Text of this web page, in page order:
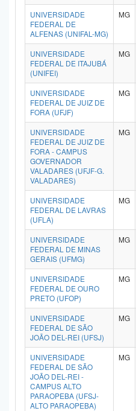
UNIVERSIDADE
FEDERAL DE
ALFENAS (UNIFAL-MG)
MG
UNIVERSIDADE
FEDERAL DE ITAJUBÁ
(UNIFEI)
MG
UNIVERSIDADE
FEDERAL DE JUIZ DE
FORA (UFJF)
MG
UNIVERSIDADE
FEDERAL DE JUIZ DE
FORA - CAMPUS
GOVERNADOR
VALADARES (UFJF-G.
VALADARES)
MG
UNIVERSIDADE
FEDERAL DE LAVRAS
(UFLA)
MG
UNIVERSIDADE
FEDERAL DE MINAS
GERAIS (UFMG)
MG
UNIVERSIDADE
FEDERAL DE OURO
PRETO (UFOP)
MG
UNIVERSIDADE
FEDERAL DE SÃO
JOÃO DEL-REI (UFSJ)
MG
UNIVERSIDADE
FEDERAL DE SÃO
JOÃO DEL-REI -
CAMPUS ALTO
PARAOPEBA (UFSJ-
ALTO PARAOPEBA)
MG